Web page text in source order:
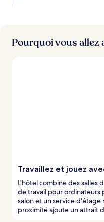
Pourquoi vous allez
Travaillez et jouez
L'hôtel combine des salles
de travail pour ordinateurs
salon et un service d'étage
proximité ajoute un attrait